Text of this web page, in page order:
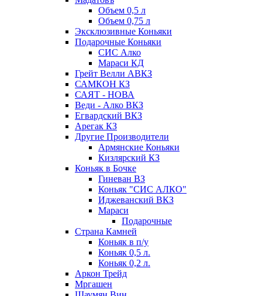
Объем 0,5 л
Объем 0,75 л
Эксклюзивные Коньяки
Подарочные Коньяки
СИС Алко
Мараси КД
Грейт Велли АВКЗ
САМКОН КЗ
САЯТ - НОВА
Веди - Алко ВКЗ
Егвардский ВКЗ
Арегак КЗ
Другие Производители
Армянские Коньяки
Кизлярский КЗ
Коньяк в Бочке
Гиневан ВЗ
Коньяк "СИС АЛКО"
Иджеванский ВКЗ
Мараси
Подарочные
Страна Камней
Коньяк в п/у
Коньяк 0,5 л.
Коньяк 0,2 л.
Аркон Трейд
Мргашен